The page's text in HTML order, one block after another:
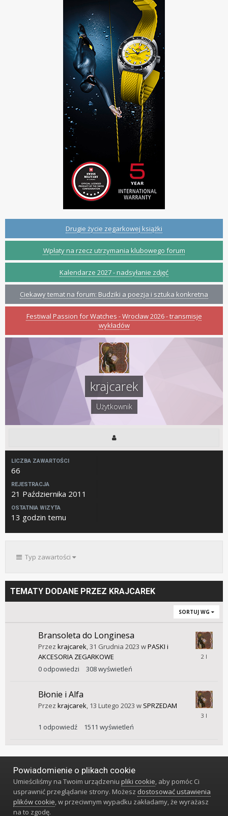
Drugie życie zegarkowej książki
Wpłaty na rzecz utrzymania klubowego forum
Kalendarze 2027 - nadsyłanie zdjęć
Ciekawy temat na forum: Budziki a poezja i sztuka konkretna
Festiwal Passion for Watches - Wrocław 2026 - transmisje
wykładów
krajcarek
Użytkownik
LICZBA ZAWARTOŚCI
66
REJESTRACJA
21 Października 2011
OSTATNIA WIZYTA
13 godzin temu
Typ zawartości
TEMATY DODANE PRZEZ KRAJCAREK
SORTUJ WG
Bransoleta do Longinesa
Przez krajcarek,31 Grudnia 2023 wPASKI i
AKCESORIA ZEGARKOWE
0 odpowiedzi 308wyświetleń
31
Błonie i Alfa
Przez krajcarek, 13 Lutego 2023 w SPRZEDAM
1 odpowiedź 1511 wyświetleń
13
Język Styl Polityka prywatności
Klub Miłośników Zegarów i Zegarków
Powered by Invision Community
Powiadomienie o plikach cookie
Umieściliśmy na Twoim urządzeniupliki cookie, aby pomóc Ci
usprawnić przeglądanie strony. Możesz dostosować ustawienia
plików cookie, w przeciwnym wypadku zakładamy, że wyrażasz
na to zgodę.